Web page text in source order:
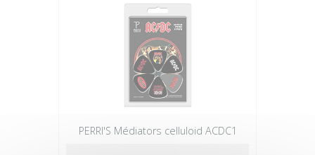
PERRI'S Médiators celluloid ACDC1